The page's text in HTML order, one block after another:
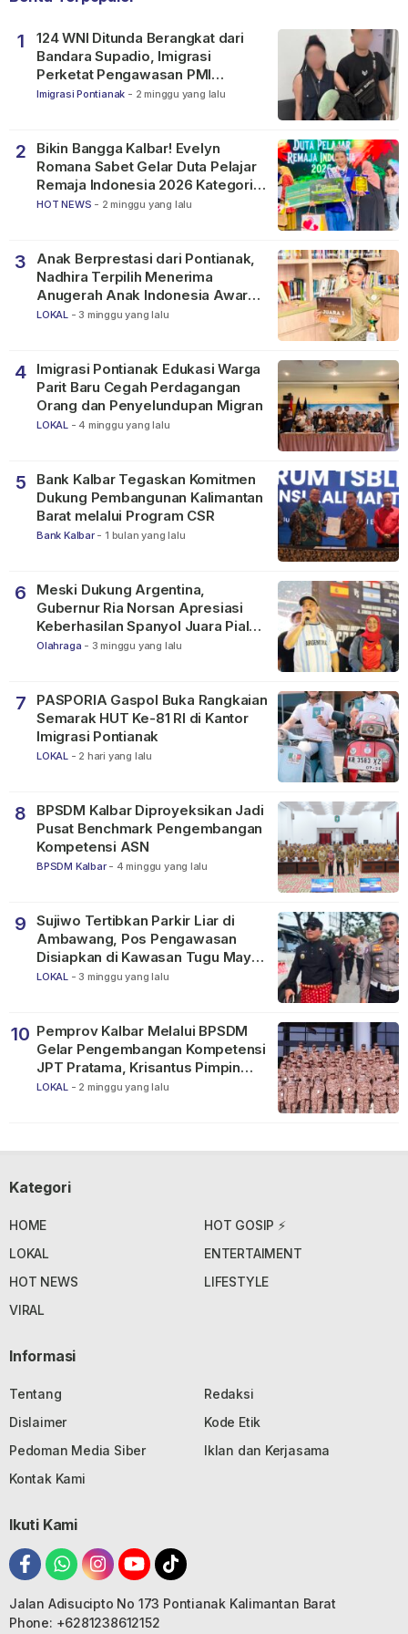
1
124 WNI Ditunda Berangkat dari
Bandara Supadio, Imigrasi
Perketat Pengawasan PMI
Nonprosedural
Imigrasi Pontianak - 2 minggu yang lalu
2
Bikin Bangga Kalbar! Evelyn
Romana Sabet Gelar Duta Pelajar
Remaja Indonesia 2026 Kategori
SMP
HOT NEWS - 2 minggu yang lalu
3
Anak Berprestasi dari Pontianak,
Nadhira Terpilih Menerima
Anugerah Anak Indonesia Awards
2026
LOKAL - 3 minggu yang lalu
4
Imigrasi Pontianak Edukasi Warga
Parit Baru Cegah Perdagangan
Orang dan Penyelundupan Migran
LOKAL - 4 minggu yang lalu
5
Bank Kalbar Tegaskan Komitmen
Dukung Pembangunan Kalimantan
Barat melalui Program CSR
Bank Kalbar - 1 bulan yang lalu
6
Meski Dukung Argentina,
Gubernur Ria Norsan Apresiasi
Keberhasilan Spanyol Juara Piala
Dunia FIFA 2026
Olahraga - 3 minggu yang lalu
7
PASPORIA Gaspol Buka Rangkaian
Semarak HUT Ke-81 RI di Kantor
Imigrasi Pontianak
LOKAL - 2 hari yang lalu
8
BPSDM Kalbar Diproyeksikan Jadi
Pusat Benchmark Pengembangan
Kompetensi ASN
BPSDM Kalbar - 4 minggu yang lalu
9
Sujiwo Tertibkan Parkir Liar di
Ambawang, Pos Pengawasan
Disiapkan di Kawasan Tugu Mayor
Alianyang
LOKAL - 3 minggu yang lalu
10 Pemprov Kalbar Melalui BPSDM
Gelar Pengembangan Kompetensi
JPT Pratama, Krisantus Pimpin
Apel Peserta
LOKAL - 2 minggu yang lalu
Kategori
HOME
HOT GOSIP ⚡
LOKAL
ENTERTAIMENT
HOT NEWS
LIFESTYLE
VIRAL
Informasi
Tentang
Redaksi
Dislaimer
Kode Etik
Pedoman Media Siber
Iklan dan Kerjasama
Kontak Kami
Ikuti Kami
Jalan Adisucipto No 173 Pontianak Kalimantan Barat
Phone: +6281238612152